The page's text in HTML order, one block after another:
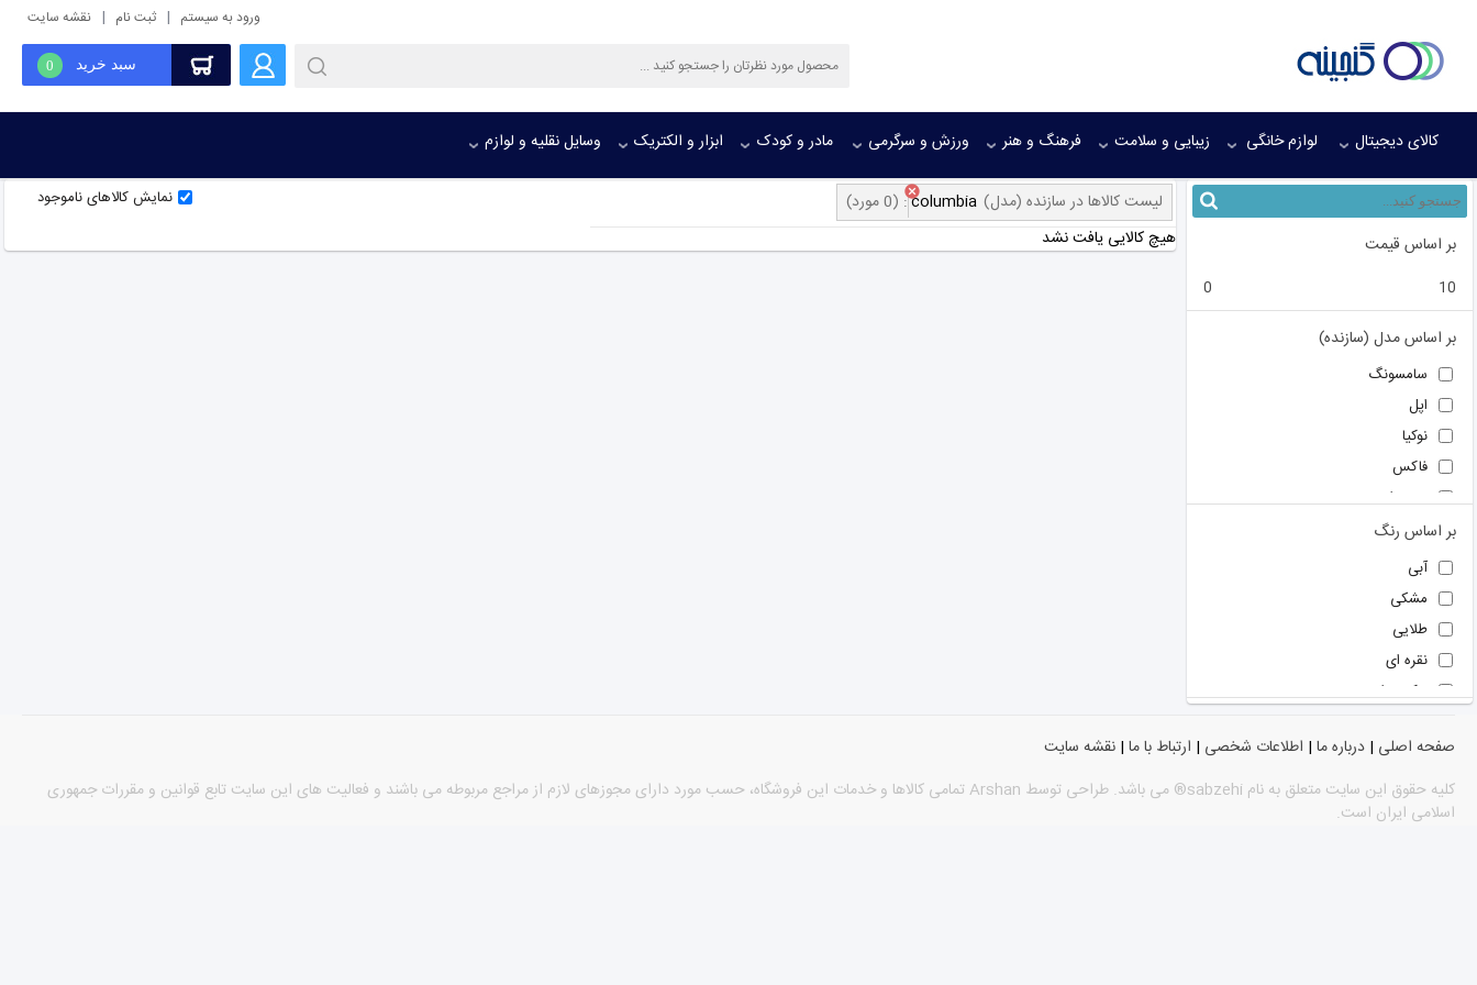
ورود به سیستم | ثبت نام | نقشه سایت
سبد خرید 0
کالای دیجیتال لوازم خانگی زیبایی و سلامت فرهنگ و هنر ورزش و سرگرمی مادر و کودک ابزار و الکتریک وسایل نقلیه و لوازم
بر اساس قیمت
10
0
بر اساس مدل (سازنده)
سامسونگ
اپل
نوکیا
فاکس
هیوندا
ريباک
بر اساس رنگ
آبی
مشکی
طلایی
نقره ای
نوک مدادی
نارنجی
فیروزه ای
سفید
لیست کالاها در سازنده (مدل) columbia
: (0 مورد) نمایش کالاهای ناموجود
هیچ کالایی یافت نشد
صفحه اصلی |درباره ما | اطلاعات شخصی | ارتباط با ما |نقشه سایت
كليه حقوق اين سايت متعلق به نام sabzehi® می باشد. طراحی توسط Arshan تمامی كالاها و خدمات این فروشگاه، حسب مورد دارای مجوزهای لازم از مراجع مربوطه می باشند و فعالیت های این سایت تابع قوانین و مقررات جمهوری
اسلامی ایران است.